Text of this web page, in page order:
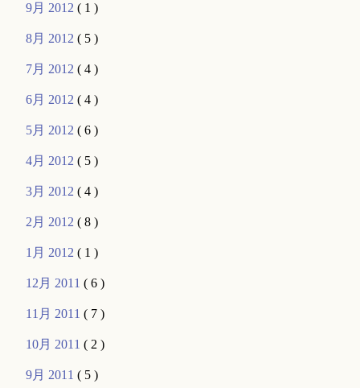
9月 2012( 1 )
8月 2012( 5 )
7月 2012( 4 )
6月 2012( 4 )
5月 2012( 6 )
4月 2012( 5 )
3月 2012( 4 )
2月 2012( 8 )
1月 2012( 1 )
12月 2011( 6 )
11月 2011( 7 )
10月 2011( 2 )
9月 2011( 5 )